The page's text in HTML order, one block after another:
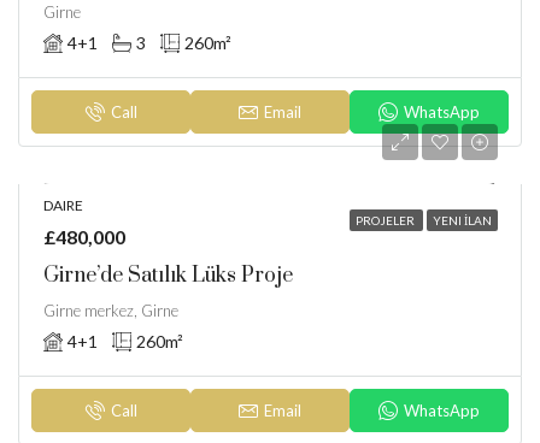
Girne
4+1 3 260m²
Call Email WhatsApp
PROJELER YENI İLAN
DAIRE
£480,000
Girne’de Satılık Lüks Proje
Girne merkez, Girne
4+1 260m²
Call Email WhatsApp